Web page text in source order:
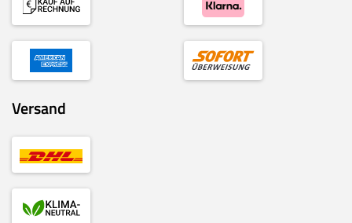
Versand